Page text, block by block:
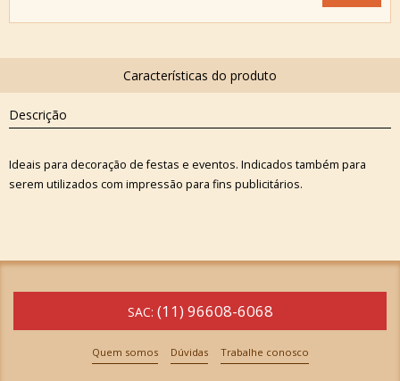
Descrição
Ideais para decoração de festas e eventos. Indicados também para
serem utilizados com impressão para fins publicitários.
SAC: (11) 96608-6068
Quem somos Dúvidas Trabalhe conosco